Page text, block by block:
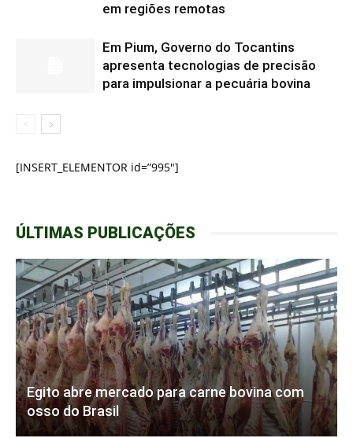
em regiões remotas
Em Pium, Governo do Tocantins
apresenta tecnologias de precisão
para impulsionar a pecuária bovina
[INSERT_ELEMENTOR id=”995″]
ÚLTIMAS PUBLICAÇÕES
Egito abre mercado para carne bovina com
osso do Brasil